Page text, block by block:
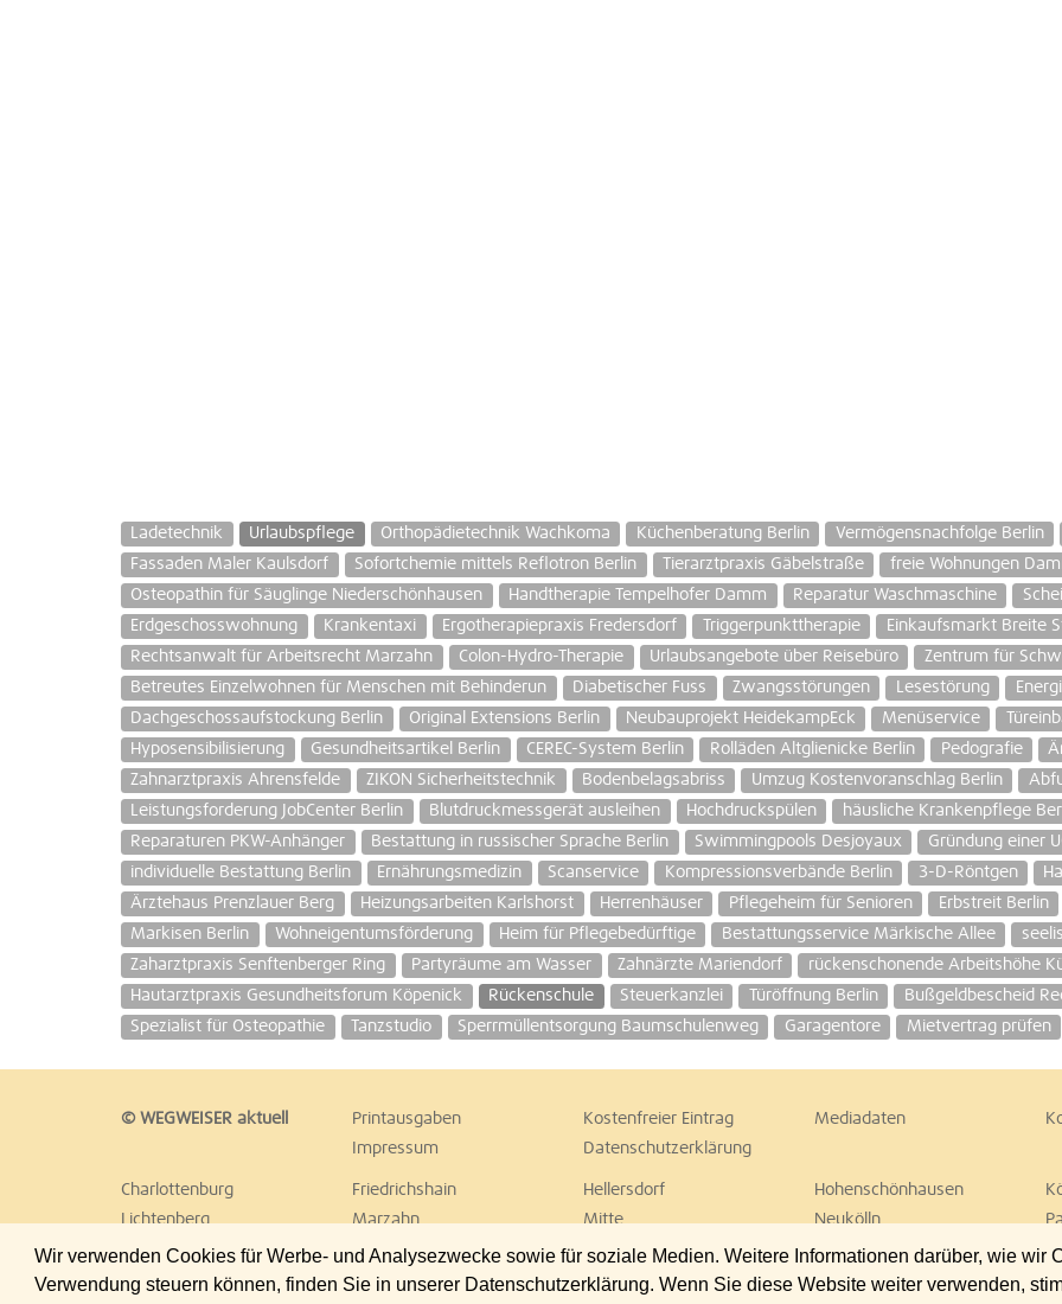
Wir verwenden Cookies für Werbe- und Analysezwecke sowie für soziale Medien. Weitere Informationen darüber, wie wir
Verwendung steuern können, finden Sie in unserer Datenschutzerklärung. Wenn Sie diese Website weiter verwenden,
Ladetechnik Urlaubspflege Orthopädietechnik Wachkoma Küchenberatung Berlin Vermögensnachfolge Berlin
Fassaden Maler Kaulsdorf
Sofortchemie mittels Reflotron Berlin Tierarztpraxis Gäbelstraße freie Wohnungen
Osteopathin für Säuglinge Niederschönhausen
Handtherapie Tempelhofer Damm Reparatur Waschmaschine
Erdgeschosswohnung
Krankentaxi Ergotherapiepraxis Fredersdorf Triggerpunkttherapie Einkaufsmarkt Breite
Rechtsanwalt für Arbeitsrecht Marzahn
Colon-Hydro-Therapie Urlaubsangebote über Reisebüro Zentrum für
Betreutes Einzelwohnen für Menschen mit Behinderun
Diabetischer Fuss Zwangsstörungen Lesestörung
Dachgeschossaufstockung Berlin
Original Extensions Berlin Neubauprojekt HeidekampEck Menüservice
Hyposensibilisierung
Gesundheitsartikel Berlin CEREC-System Berlin Rolläden Altglienicke Berlin Pedografie
Zahnarztpraxis Ahrensfelde
ZIKON Sicherheitstechnik Bodenbelagsabriss Umzug Kostenvoranschlag Berlin
Leistungsforderung JobCenter Berlin
Blutdruckmessgerät ausleihen Hochdruckspülen häusliche Krankenpflege
Reparaturen PKW-Anhänger
Bestattung in russischer Sprache Berlin Swimmingpools Desjoyaux Gründung einer
individuelle Bestattung Berlin
Ernährungsmedizin Scanservice Kompressionsverbände Berlin 3-D-Röntgen
Ärztehaus Prenzlauer Berg
Heizungsarbeiten Karlshorst Herrenhäuser Pflegeheim für Senioren Erbstreit Berlin
Markisen Berlin
Wohneigentumsförderung Heim für Pflegebedürftige Bestattungsservice Märkische Allee
Zaharztpraxis Senftenberger Ring
Partyräume am Wasser Zahnärzte Mariendorf
rückenschonende Arbeitshöhe
Hautarztpraxis Gesundheitsforum Köpenick
Rückenschule Steuerkanzlei Türöffnung Berlin Bußgeldbescheid
Spezialist für Osteopathie
Tanzstudio Sperrmüllentsorgung Baumschulenweg Garagentore Mietvertrag prüfen
© WEGWEISER aktuell Printausgaben Kostenfreier Eintrag Mediadaten
Impressum
Datenschutzerklärung
Charlottenburg Friedrichshain Hellersdorf Hohenschönhausen
Lichtenberg
Marzahn Mitte Neukölln
Reinickendorf
Schöneberg Spandau Steglitz
Treptow
Umland Ost Wedding Weißensee